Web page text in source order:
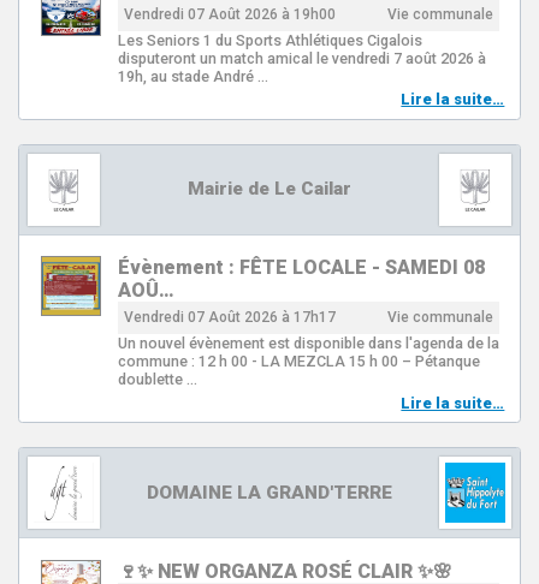
Vendredi 07 Août 2026 à 19h00 Vie communale
Les Seniors 1 du Sports Athlétiques Cigalois
disputeront un match amical le vendredi 7 août 2026 à
19h, au stade André …
Lire la suite…
Mairie de Le Cailar
Évènement : FÊTE LOCALE - SAMEDI 08
AOÛ…
Vendredi 07 Août 2026 à 17h17 Vie communale
Un nouvel évènement est disponible dans l'agenda de la
commune : 12 h 00 - LA MEZCLA 15 h 00 – Pétanque
doublette …
Lire la suite…
DOMAINE LA GRAND'TERRE
🍷✨ NEW ORGANZA ROSÉ CLAIR ✨🌸